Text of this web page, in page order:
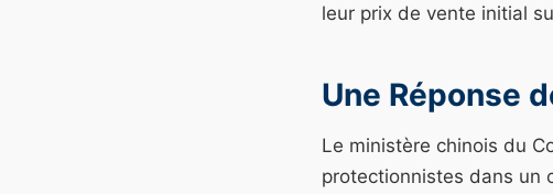
leur prix de vente initial
Une Réponse
Le ministère chinois du
protectionnistes dans un